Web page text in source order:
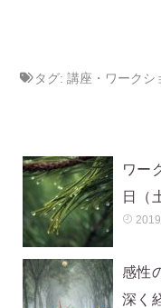
タグ: 講座・ワークシ
ワー
日（
感性
深く